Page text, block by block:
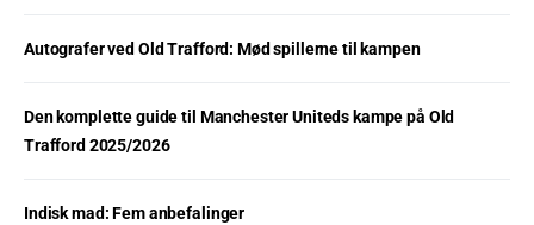
Autografer ved Old Trafford: Mød spillerne til kampen
Den komplette guide til Manchester Uniteds kampe på Old
Trafford 2025/2026
Indisk mad: Fem anbefalinger